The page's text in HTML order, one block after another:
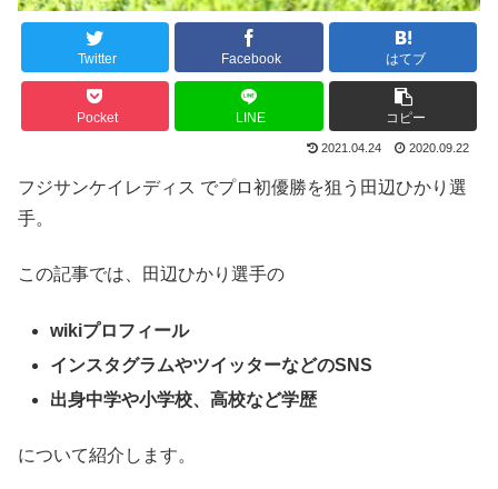
Twitter Facebook はてブ
Pocket LINE コピー
2021.04.24 2020.09.22
フジサンケイレディス でプロ初優勝を狙う田辺ひかり選
手。
この記事では、田辺ひかり選手の
wikiプロフィール
インスタグラムやツイッターなどのSNS
出身中学や小学校、高校など学歴
について紹介します。